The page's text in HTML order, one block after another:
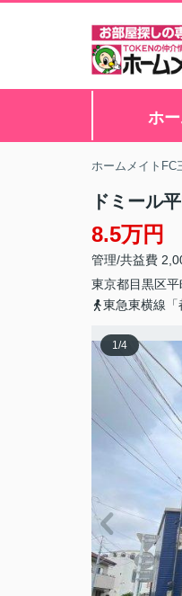
ホ
ホームメイトFC
ドミー
8.5万円
管理/共益費
東京都目黒区平
東急東横線
1/4